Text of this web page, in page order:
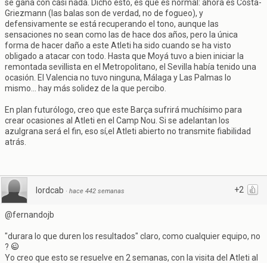
se gana con casi nada. Dicho esto, es que es normal: ahora es Costa-
Griezmann (las balas son de verdad, no de fogueo), y
defensivamente se está recuperando el tono, aunque las
sensaciones no sean como las de hace dos años, pero la única
forma de hacer daño a este Atleti ha sido cuando se ha visto
obligado a atacar con todo. Hasta que Moyá tuvo a bien iniciar la
remontada sevillista en el Metropolitano, el Sevilla había tenido una
ocasión. El Valencia no tuvo ninguna, Málaga y Las Palmas lo
mismo... hay más solidez de la que percibo.
En plan futurólogo, creo que este Barça sufrirá muchísimo para
crear ocasiones al Atleti en el Camp Nou. Si se adelantan los
azulgrana será el fin, eso sí,el Atleti abierto no transmite fiabilidad
atrás.
+2
lordcab · hace 442 semanas
@fernandojb
"durara lo que duren los resultados" claro, como cualquier equipo, no
?
Yo creo que esto se resuelve en 2 semanas, con la visita del Atleti al